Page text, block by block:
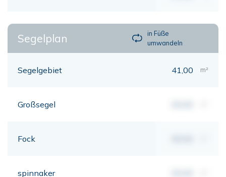
Segelplan
in Füße
umwandeln
Segelgebiet 41,00 m²
Großsegel
Fock
spinnaker